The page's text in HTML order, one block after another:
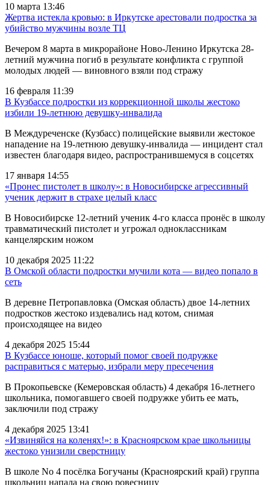
10 марта 13:46
Жертва истекла кровью: в Иркутске арестовали подростка за
убийство мужчины возле ТЦ
Вечером 8 марта в микрорайоне Ново-Ленино Иркутска 28-
летний мужчина погиб в результате конфликта с группой
молодых людей — виновного взяли под стражу
16 февраля 11:39
В Кузбассе подростки из коррекционной школы жестоко
избили 19‑летнюю девушку‑инвалида
В Междуреченске (Кузбасс) полицейские выявили жестокое
нападение на 19-летнюю девушку-инвалида — инцидент стал
известен благодаря видео, распространившемуся в соцсетях
17 января 14:55
«Пронес пистолет в школу»: в Новосибирске агрессивный
ученик держит в страхе целый класс
В Новосибирске 12-летний ученик 4-го класса пронёс в школу
травматический пистолет и угрожал одноклассникам
канцелярским ножом
10 декабря 2025 11:22
В Омской области подростки мучили кота — видео попало в
сеть
В деревне Петропавловка (Омская область) двое 14-летних
подростков жестоко издевались над котом, снимая
происходящее на видео
4 декабря 2025 15:44
В Кузбассе юноше, который помог своей подружке
расправиться с матерью, избрали меру пресечения
В Прокопьевске (Кемеровская область) 4 декабря 16-летнего
школьника, помогавшего своей подружке убить ее мать,
заключили под стражу
4 декабря 2025 13:41
«Извиняйся на коленях!»: в Красноярском крае школьницы
жестоко унизили сверстницу
В школе No 4 посёлка Богучаны (Красноярский край) группа
школьниц напала на свою ровесницу